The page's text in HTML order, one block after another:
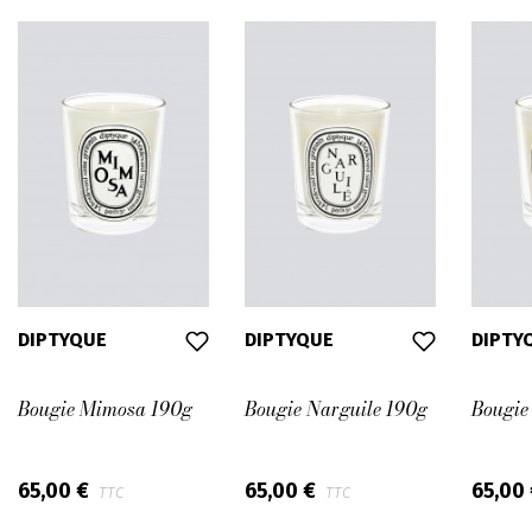
DIPTYQUE
Bougie Mimosa 190g
65,00 € TTC
DIPTYQUE
Bougie Narguile 190g
65,00 € TTC